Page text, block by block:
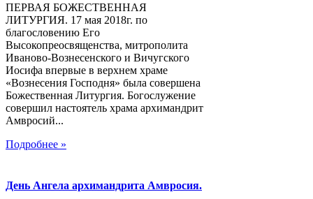
ПЕРВАЯ БОЖЕСТВЕННАЯ
ЛИТУРГИЯ. 17 мая 2018г. по
благословению Его
Высокопреосвященства, митрополита
Иваново-Вознесенского и Вичугского
Иосифа впервые в верхнем храме
«Вознесения Господня» была совершена
Божественная Литургия. Богослужение
совершил настоятель храма архимандрит
Амвросий...
Подробнее »
День Ангела архимандрита Амвросия.